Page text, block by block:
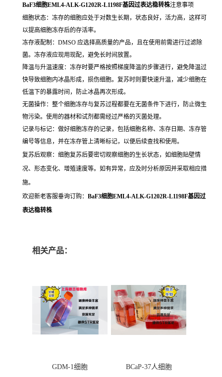
BaF3细胞EML4-ALK-G1202R-L1198F基因过表达稳转株注意事项
细胞状态：冻存的细胞应处于对数生长期，状态良好，活力高，这样可
以提高细胞冻存后的存活率。
冻存液配制：DMSO 应选择高质量的产品，且在使用前需进行过滤除
菌。冻存液应现用现配，避免长时间放置。
降温与升温速度：冻存时要严格按照梯度降温的步骤进行，避免降温过
快导致细胞内冰晶形成，损伤细胞。复苏时则要快速升温，减少细胞在
低温下的暴露时间，防止冰晶再次形成。
无菌操作：整个细胞冻存与复苏过程都要在无菌条件下进行，防止微生
物污染。使用的器材和试剂都需经过严格的灭菌处理。
记录与标记：做好细胞冻存的记录，包括细胞名称、冻存日期、冻存管
编号等信息，并在冻存管上清晰标记，以便后续查找和使用。
复苏后观察：细胞复苏后要密切观察细胞的生长状态，如细胞贴壁情
况、形态变化、增殖速度等。如有异常，应及时分析原因并采取相应措
施。
欢迎新老客服垂询订购： BaF3细胞EML4-ALK-G1202R-L1198F基因过
表达稳转株
相关产品：
GDM-1细胞 BCaP-37人细胞